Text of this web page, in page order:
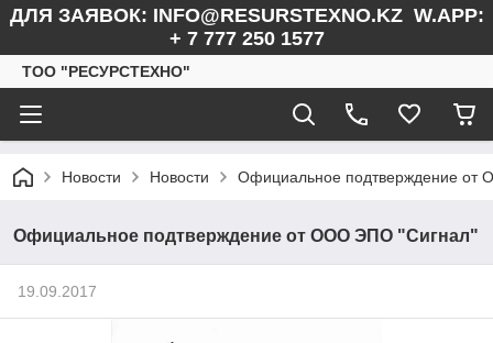
ДЛЯ ЗАЯВОК: INFO@RESURSTEXNO.KZ W.APP:
+ 7 777 250 1577
ТОО "РЕСУРСТЕХНО"
Новости Новости Официальное подтверждение
Официальное подтверждение от ООО ЭПО "Сигнал"
19.09.2017